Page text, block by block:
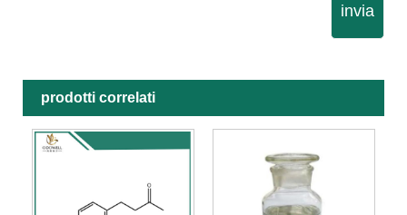
invia
prodotti correlati